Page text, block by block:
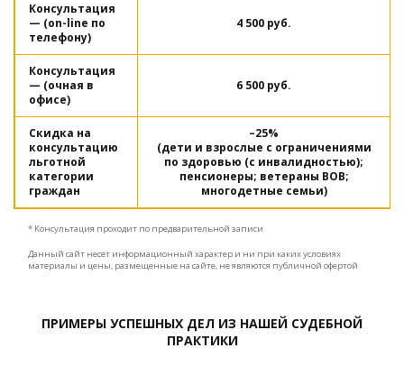
Консультация
— (on-line по
телефону)
4 500 руб.
Консультация
— (очная в
офисе)
6 500 руб.
Скидка на
консультацию
льготной
категории
граждан
–25%
(дети и взрослые с ограничениями
по здоровью (с инвалидностью);
пенсионеры; ветераны ВОВ;
многодетные семьи)
* Консультация проходит по предварительной записи
Данный сайт несет информационный характер и ни при каких условиях
материалы и цены, размещенные на сайте, не являются публичной офертой
ПРИМЕРЫ УСПЕШНЫХ ДЕЛ ИЗ НАШЕЙ СУДЕБНОЙ
ПРАКТИКИ